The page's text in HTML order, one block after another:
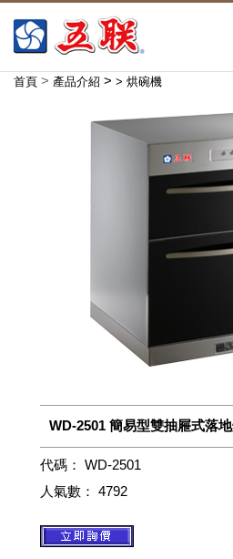
首頁 > 產品介紹 > > 烘碗機
WD-2501 簡易型雙抽屜式落
代碼： WD-2501
人氣數： 4792